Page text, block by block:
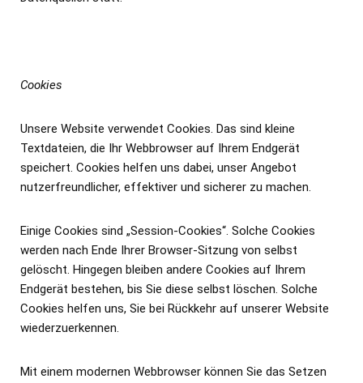
Cookies
Unsere Website verwendet Cookies. Das sind kleine
Textdateien, die Ihr Webbrowser auf Ihrem Endgerät
speichert. Cookies helfen uns dabei, unser Angebot
nutzerfreundlicher, effektiver und sicherer zu machen.
Einige Cookies sind „Session-Cookies“. Solche Cookies
werden nach Ende Ihrer Browser-Sitzung von selbst
gelöscht. Hingegen bleiben andere Cookies auf Ihrem
Endgerät bestehen, bis Sie diese selbst löschen. Solche
Cookies helfen uns, Sie bei Rückkehr auf unserer Website
wiederzuerkennen.
Mit einem modernen Webbrowser können Sie das Setzen